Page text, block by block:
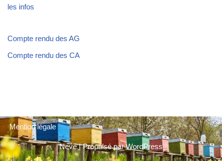
les infos
Compte rendu des AG
Compte rendu des CA
Mention légale
Neve| Propulsé parWordPress